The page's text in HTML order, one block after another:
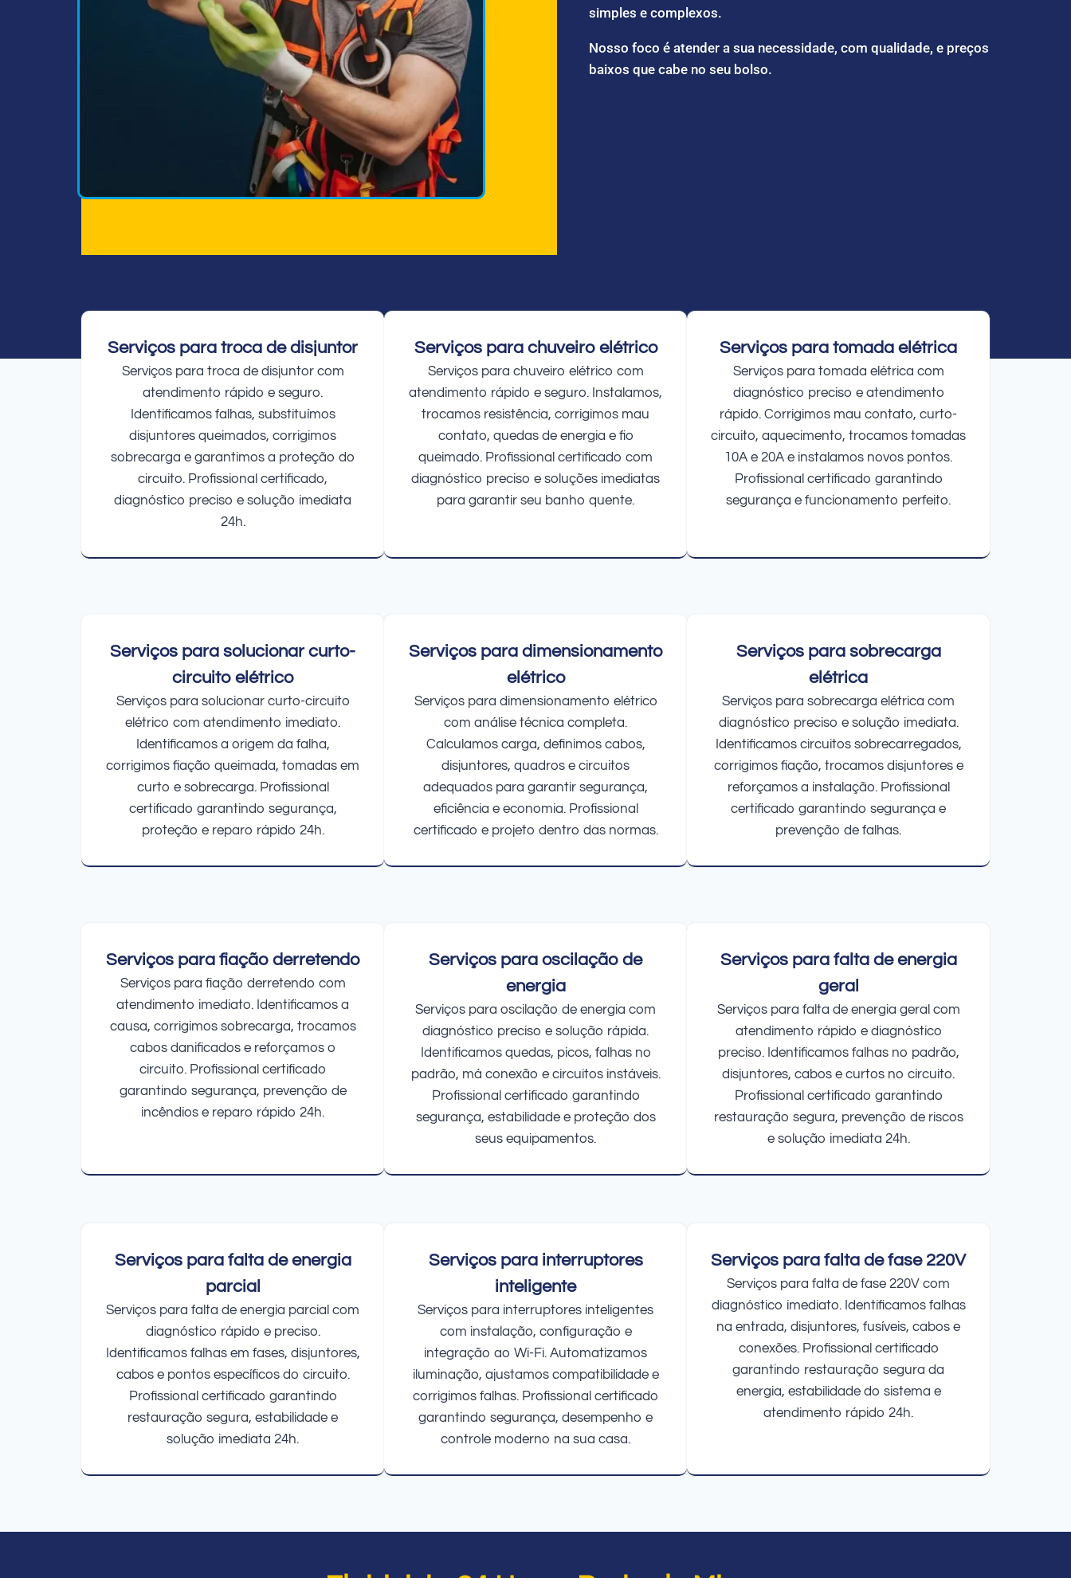
simples e complexos.
Nosso foco é atender a sua necessidade, com qualidade, e preços
baixos que cabe no seu bolso.
Serviços para troca de disjuntor
Serviços para troca de disjuntor com
atendimento rápido e seguro.
Identificamos falhas, substituímos
disjuntores queimados, corrigimos
sobrecarga e garantimos a proteção do
circuito. Profissional certificado,
diagnóstico preciso e solução imediata
24h.
Serviços para chuveiro elétrico
Serviços para chuveiro elétrico com
atendimento rápido e seguro. Instalamos,
trocamos resistência, corrigimos mau
contato, quedas de energia e fio
queimado. Profissional certificado com
diagnóstico preciso e soluções imediatas
para garantir seu banho quente.
Serviços para tomada elétrica
Serviços para tomada elétrica com
diagnóstico preciso e atendimento
rápido. Corrigimos mau contato, curto-
circuito, aquecimento, trocamos tomadas
10A e 20A e instalamos novos pontos.
Profissional certificado garantindo
segurança e funcionamento perfeito.
Serviços para solucionar curto-
circuito elétrico
Serviços para solucionar curto-circuito
elétrico com atendimento imediato.
Identificamos a origem da falha,
corrigimos fiação queimada, tomadas em
curto e sobrecarga. Profissional
certificado garantindo segurança,
proteção e reparo rápido 24h.
Serviços para dimensionamento
elétrico
Serviços para dimensionamento elétrico
com análise técnica completa.
Calculamos carga, definimos cabos,
disjuntores, quadros e circuitos
adequados para garantir segurança,
eficiência e economia. Profissional
certificado e projeto dentro das normas.
Serviços para sobrecarga
elétrica
Serviços para sobrecarga elétrica com
diagnóstico preciso e solução imediata.
Identificamos circuitos sobrecarregados,
corrigimos fiação, trocamos disjuntores e
reforçamos a instalação. Profissional
certificado garantindo segurança e
prevenção de falhas.
Serviços para fiação derretendo
Serviços para fiação derretendo com
atendimento imediato. Identificamos a
causa, corrigimos sobrecarga, trocamos
cabos danificados e reforçamos o
circuito. Profissional certificado
garantindo segurança, prevenção de
incêndios e reparo rápido 24h.
Serviços para oscilação de
energia
Serviços para oscilação de energia com
diagnóstico preciso e solução rápida.
Identificamos quedas, picos, falhas no
padrão, má conexão e circuitos instáveis.
Profissional certificado garantindo
segurança, estabilidade e proteção dos
seus equipamentos.
Serviços para falta de energia
geral
Serviços para falta de energia geral com
atendimento rápido e diagnóstico
preciso. Identificamos falhas no padrão,
disjuntores, cabos e curtos no circuito.
Profissional certificado garantindo
restauração segura, prevenção de riscos
e solução imediata 24h.
Serviços para falta de energia
parcial
Serviços para falta de energia parcial com
diagnóstico rápido e preciso.
Identificamos falhas em fases, disjuntores,
cabos e pontos específicos do circuito.
Profissional certificado garantindo
restauração segura, estabilidade e
solução imediata 24h.
Serviços para interruptores
inteligente
Serviços para interruptores inteligentes
com instalação, configuração e
integração ao Wi-Fi. Automatizamos
iluminação, ajustamos compatibilidade e
corrigimos falhas. Profissional certificado
garantindo segurança, desempenho e
controle moderno na sua casa.
Serviços para falta de fase 220V
Serviços para falta de fase 220V com
diagnóstico imediato. Identificamos falhas
na entrada, disjuntores, fusíveis, cabos e
conexões. Profissional certificado
garantindo restauração segura da
energia, estabilidade do sistema e
atendimento rápido 24h.